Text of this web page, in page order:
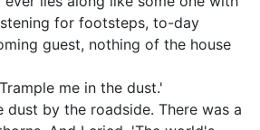
for footsteps, to-day
guest, nothing of the house
me in the dust.'
by the roadside. There was a